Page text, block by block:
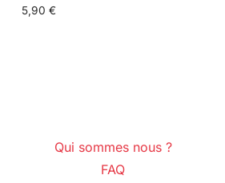
5,90 €
Qui sommes nous ?
FAQ